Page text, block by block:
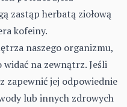
zastąp herbatą ziołową
kofeiny.
naszego organizmu,
na zewnątrz. Jeśli
zapewnić jej odpowiednie
lub innych zdrowych